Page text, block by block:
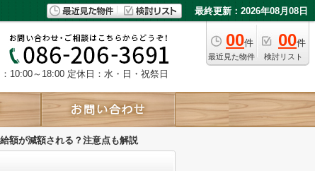
最終更新：2026年08月08日
00件
最近見た物件
00件
検討リスト
10:00～18:00 定休日：水・日・祝祭日
額が減額される？注意点も解説